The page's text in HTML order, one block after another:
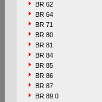
BR 62
BR 64
BR 71
BR 80
BR 81
BR 84
BR 85
BR 86
BR 87
BR 89.0